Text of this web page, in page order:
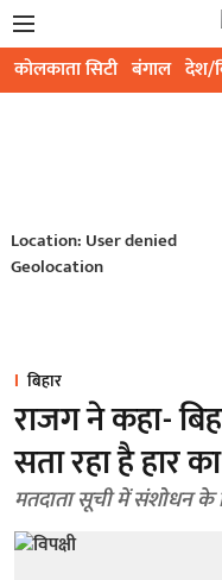
कोलकाता सिटी बंगाल देश/
Location: User denied
Geolocation
बिहार
राजग ने कहा-
सता रहा है हार
मतदाता सूची में संशोधन के